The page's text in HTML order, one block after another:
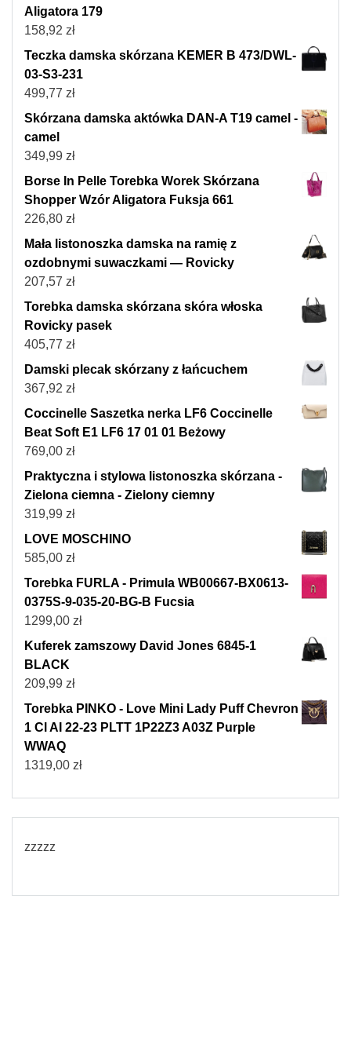
Aligatora 179
158,92 zł
Teczka damska skórzana KEMER B 473/DWL-
03-S3-231
499,77 zł
Skórzana damska aktówka DAN-A T19 camel -
camel
349,99 zł
Borse In Pelle Torebka Worek Skórzana
Shopper Wzór Aligatora Fuksja 661
226,80 zł
Mała listonoszka damska na ramię z
ozdobnymi suwaczkami — Rovicky
207,57 zł
Torebka damska skórzana skóra włoska
Rovicky pasek
405,77 zł
Damski plecak skórzany z łańcuchem
367,92 zł
Coccinelle Saszetka nerka LF6 Coccinelle
Beat Soft E1 LF6 17 01 01 Beżowy
769,00 zł
Praktyczna i stylowa listonoszka skórzana -
Zielona ciemna - Zielony ciemny
319,99 zł
LOVE MOSCHINO
585,00 zł
Torebka FURLA - Primula WB00667-BX0613-
0375S-9-035-20-BG-B Fucsia
1299,00 zł
Kuferek zamszowy David Jones 6845-1
BLACK
209,99 zł
Torebka PINKO - Love Mini Lady Puff Chevron
1 Cl AI 22-23 PLTT 1P22Z3 A03Z Purple
WWAQ
1319,00 zł
zzzzz